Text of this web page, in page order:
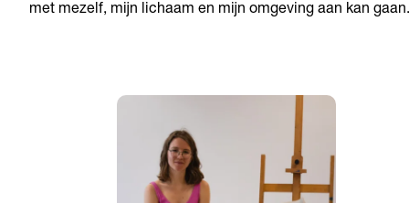
met mezelf, mijn lichaam en mijn omgeving aan kan gaan.